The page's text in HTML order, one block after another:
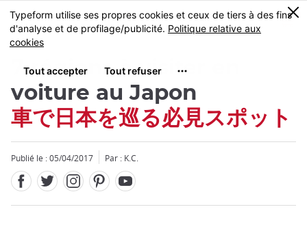
Skip
to
main
MENU
0
7 régions à visiter en
voiture au Japon
車で日本を巡る必見スポット
Publié le : 05/04/2017 Par : K.C.
Fermer